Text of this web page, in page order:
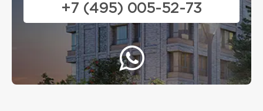
+7 (495) 005-52-73